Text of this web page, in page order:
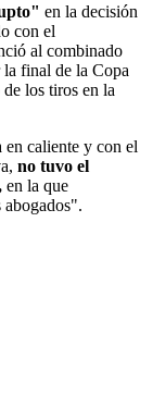
en la decisión
con el
al combinado
la final de la Copa
los tiros en la
caliente y con el
no tuvo el
en la que
abogados".